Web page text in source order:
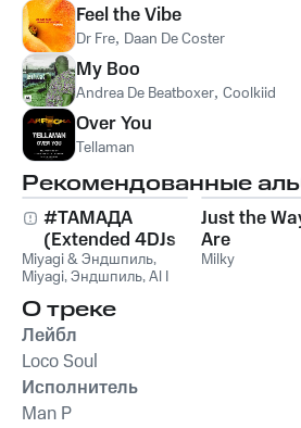
Feel the Vibe
Dr Fre, Daan De Coster
My Boo
Andrea De Beatboxer, Coolkiid
Over You
Tellaman
Рекомендованные
#ТАМАДА
(Extended 4DJs
Pack)
Miyagi & Эндшпиль,
Miyagi,Эндшпиль,Al I
Just the
Are
Milky
О треке
Лейбл
Loco Soul
Исполнитель
Man P